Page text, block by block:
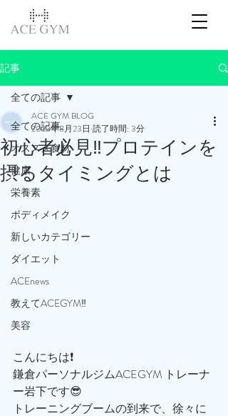
記事
全ての記事
オススメ食材
健康
栄養素
ボディメイク
新しいカテゴリー
ダイエット
ACEnews
教えてACEGYM‼️
美容
全ての記事
初心者必見‼️プロテインを
摂るタイミングとは
ACE GYM BLOG
2023年8月23日 読了時間: 3分
こんにちは❗️
鎌倉パーソナルジムACEGYM トレーナ
ー岩下です😎
トレーニングブームの到来で、徐々に